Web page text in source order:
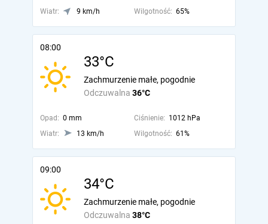
Wiatr: 9 km/h Wilgotność: 65%
08:00
33°C
Odczuwalna 36°C
Zachmurzenie małe, pogodnie
Opad: 0 mm Ciśnienie: 1012 hPa
Wiatr:
13 km/h Wilgotność: 61%
09:00
34°C
Odczuwalna 38°C
Zachmurzenie małe, pogodnie